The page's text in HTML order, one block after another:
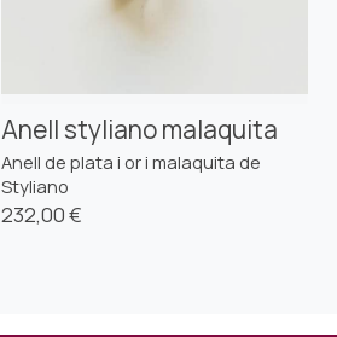
Anell styliano malaquita
Anell de plata i or i malaquita de
Styliano
232,00 €